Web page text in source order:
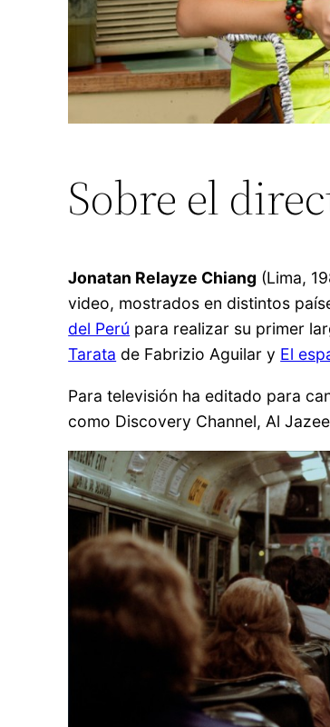
Sobre el
Jonatan Relayze Chiang (Lima,
video, mostrados en distintos
del Perú para realizar su primer
Tarata de Fabrizio Aguilar y El
Para televisión ha editado para
como Discovery Channel, Al